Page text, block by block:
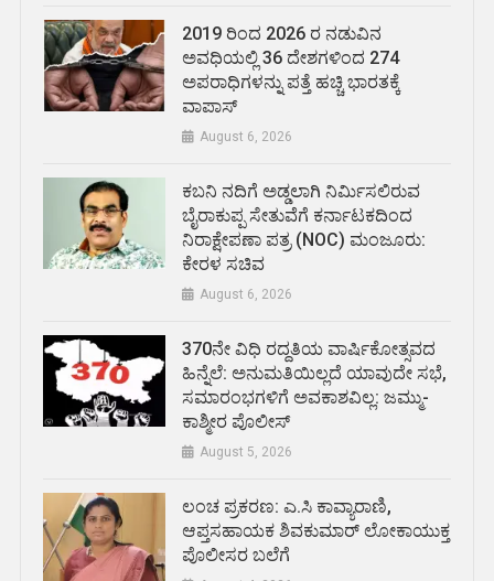
2019 ರಿಂದ 2026 ರ ನಡುವಿನ
ಅವಧಿಯಲ್ಲಿ 36 ದೇಶಗಳಿಂದ 274
ಅಪರಾಧಿಗಳನ್ನು ಪತ್ತೆ ಹಚ್ಚಿ ಭಾರತಕ್ಕೆ
ವಾಪಾಸ್
August 6, 2026
ಕಬನಿ ನದಿಗೆ ಅಡ್ಡಲಾಗಿ ನಿರ್ಮಿಸಲಿರುವ
ಬೈರಾಕುಪ್ಪ ಸೇತುವೆಗೆ ಕರ್ನಾಟಕದಿಂದ
ನಿರಾಕ್ಷೇಪಣಾ ಪತ್ರ (NOC) ಮಂಜೂರು:
ಕೇರಳ ಸಚಿವ
August 6, 2026
370ನೇ ವಿಧಿ ರದ್ದತಿಯ ವಾರ್ಷಿಕೋತ್ಸವದ
ಹಿನ್ನೆಲೆ: ಅನುಮತಿಯಿಲ್ಲದೆ ಯಾವುದೇ ಸಭೆ,
ಸಮಾರಂಭಗಳಿಗೆ ಅವಕಾಶವಿಲ್ಲ: ಜಮ್ಮು-
ಕಾಶ್ಮೀರ ಪೊಲೀಸ್
August 5, 2026
ಲಂಚ ಪ್ರಕರಣ: ಎ.ಸಿ ಕಾವ್ಯಾರಾಣಿ,
ಆಪ್ತಸಹಾಯಕ ಶಿವಕುಮಾರ್‌ ಲೋಕಾಯುಕ್ತ
ಪೊಲೀಸರ ಬಲೆಗೆ